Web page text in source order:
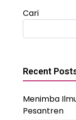
Cari
Recent
Menimba
Pesantren